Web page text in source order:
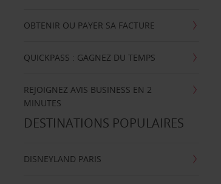
OBTENIR OU PAYER SA FACTURE
QUICKPASS : GAGNEZ DU TEMPS
REJOIGNEZ AVIS BUSINESS EN 2
MINUTES
DESTINATIONS POPULAIRES
DISNEYLAND PARIS